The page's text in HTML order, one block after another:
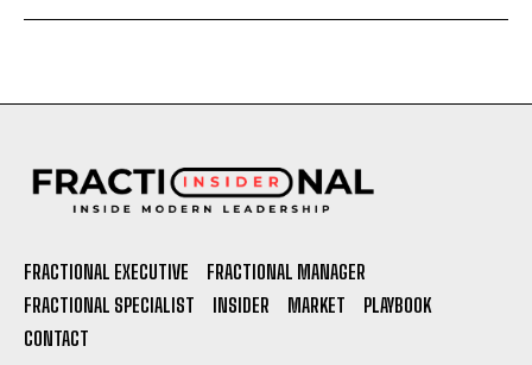
FRACTIONAL EXECUTIVE
FRACTIONAL MANAGER
FRACTIONAL SPECIALIST
INSIDER MARKET
PLAYBOOK
CONTACT